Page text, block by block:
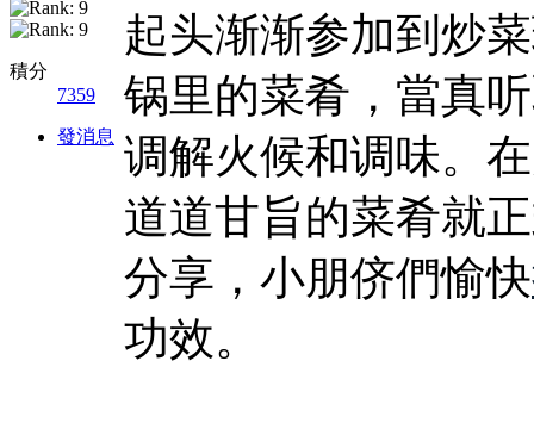
積分
7359
發消息
起头渐渐参加到炒
锅里的菜肴，當真
调解火候和调味。
道道甘旨的菜肴就
分享，小朋侪們愉快
功效。